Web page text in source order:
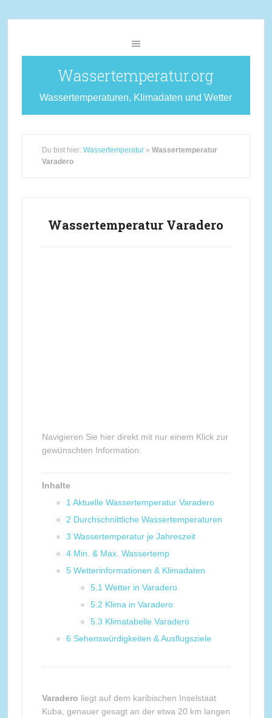
Wassertemperatur.org
Wassertemperaturen, Klimadaten und Wetter
Du bist hier: Wassertemperatur» Wassertemperatur
Varadero
Wassertemperatur Varadero
Navigieren Sie hier direkt mit nur einem Klick zur
gewünschten Information:
Inhalte
1 Aktuelle Wassertemperatur Varadero
2 Durchschnittliche Wassertemperaturen
3 Wassertemperatur je Jahreszeit
4 Min. & Max. Wassertemp
5 Wetterinformationen & Klimadaten
5.1 Wetter in Varadero
5.2 Klima in Varadero
5.3 Klimatabelle Varadero
6 Sehenswürdigkeiten & Ausflugsziele
Varadero liegt auf dem karibischen Inselstaat
Kuba, genauer gesagt an der etwa 20 km langen